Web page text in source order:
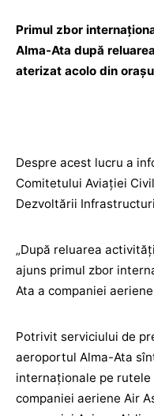
Primul zbor
Alma-Ata după
aterizat acolo din
Despre acest lucru a
Comitetului Aviației
Dezvoltării
„După reluarea
ajuns primul zbor
Ata a companiei
Potrivit serviciului de
aeroportul Alma-Ata
internaționale pe
companiei aeriene Air